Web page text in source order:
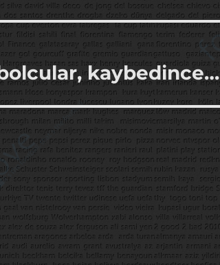
kaybedince…